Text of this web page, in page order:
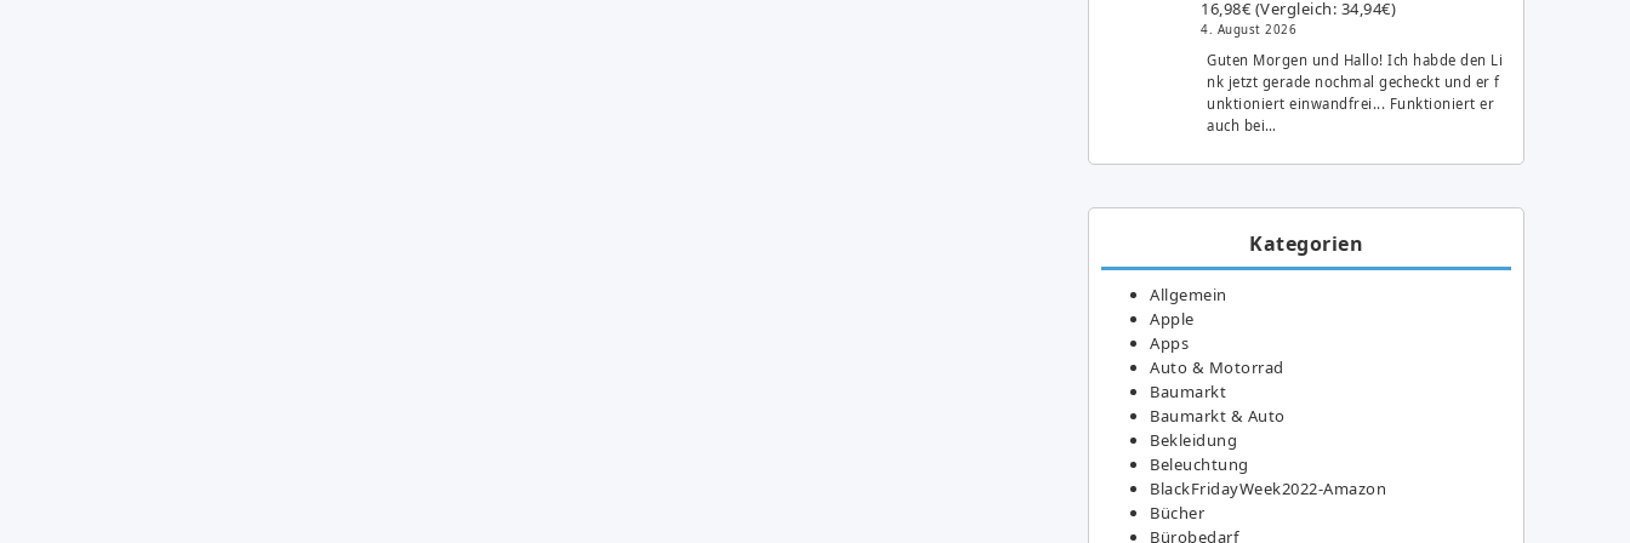
16,98€ (Vergleich: 34,94€)
4. August 2026
Guten Morgen und Hallo! Ich habde den Li
nk jetzt gerade nochmal gecheckt und er f
unktioniert einwandfrei... Funktioniert er
auch bei…
Kategorien
Allgemein
Apple
Apps
Auto & Motorrad
Baumarkt
Baumarkt & Auto
Bekleidung
Beleuchtung
BlackFridayWeek2022-Amazon
Bücher
Bürobedarf